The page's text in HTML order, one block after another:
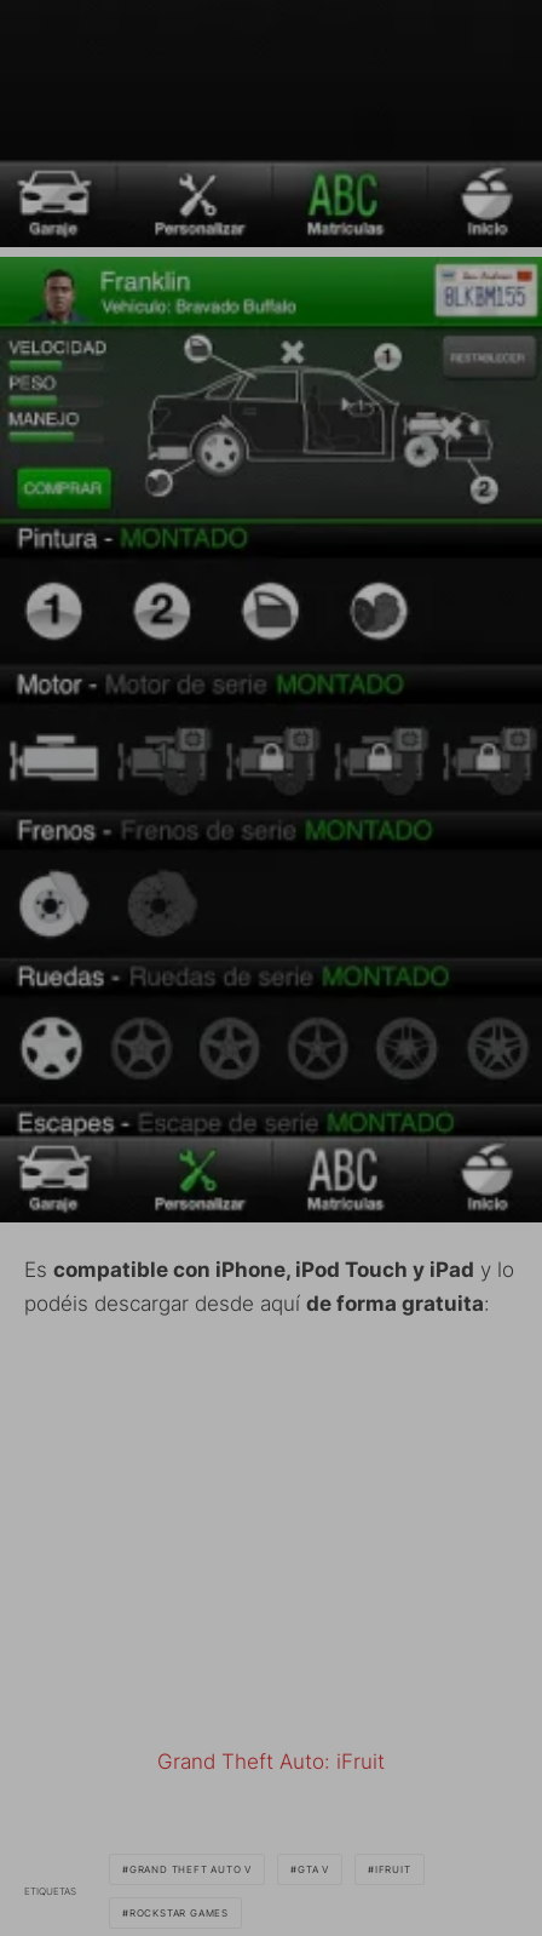
Es compatible con iPhone, iPod Touch y iPad y lo
podéis descargar desde aquí de forma gratuita:
Grand Theft Auto: iFruit
ETIQUETAS
GRAND THEFT AUTO V GTA V IFRUIT
ROCKSTAR GAMES